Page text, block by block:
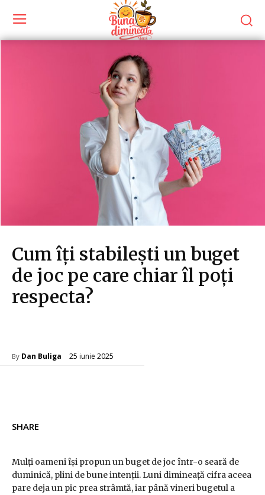
Cum îți stabilești un buget
de joc pe care chiar îl poți
respecta?
By Dan Buliga 25 iunie 2025
SHARE
Mulți oameni își propun un buget de joc într-o seară de
duminică, plini de bune intenții. Luni dimineață cifra aceea
pare deja un pic prea strâmtă, iar până vineri bugetul a